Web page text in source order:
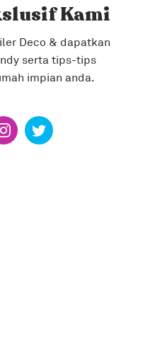
Kami
Deco & dapatkan
serta tips-tips
impian anda.